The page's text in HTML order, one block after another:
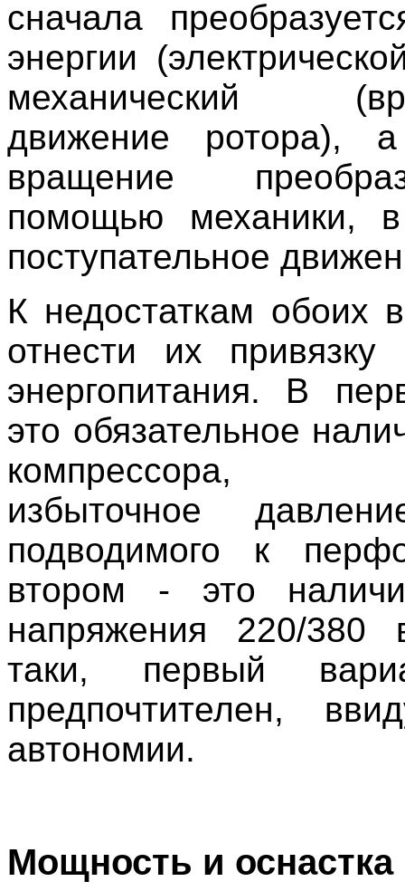
сначала
энергии
механический
движение ротора),
вращение
помощью механики, в
поступательное
К недостаткам обоих
отнести их
энергопитания. В
это обязательное
компрессора,
избыточное
подводимого к
втором - это
напряжения 220/
таки, первый
предпочтителен,
автономии.
Мощность и оснастка